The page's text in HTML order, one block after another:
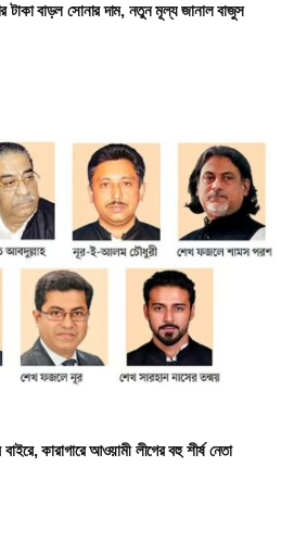
টাকা বাড়ল সোনার দাম, নতুন মূল্য জানাল বাজুস
কারাগারে আওয়ামী লীগের বহু শীর্ষ নেতা